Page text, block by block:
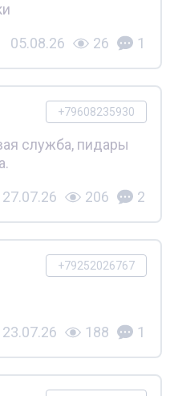
05.08.26 26 1
+79608235930
служба, пидары
27.07.26 206 2
+79252026767
23.07.26 188 1